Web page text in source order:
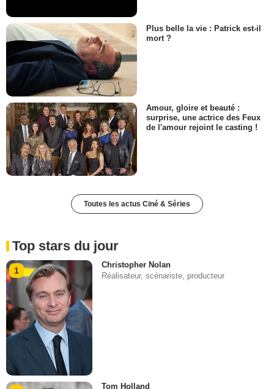
Plus belle la vie : Patrick est-il
mort ?
Amour, gloire et beauté :
surprise, une actrice des Feux
de l'amour rejoint le casting !
Toutes les actus Ciné & Séries
Top stars du jour
1
Christopher Nolan
Réalisateur, scénariste, producteur
Tom Holland